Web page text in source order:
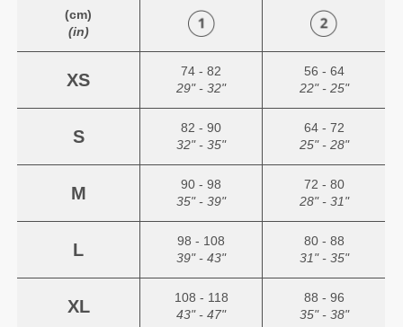
(cm)
(in)
XS
74 - 82
29" - 32"
56 - 64
22" - 25"
S
82 - 90
32" - 35"
64 - 72
25" - 28"
M
90 - 98
35" - 39"
72 - 80
28" - 31"
L
98 - 108
39" - 43"
80 - 88
31" - 35"
XL
108 - 118
43" - 47"
88 - 96
35" - 38"